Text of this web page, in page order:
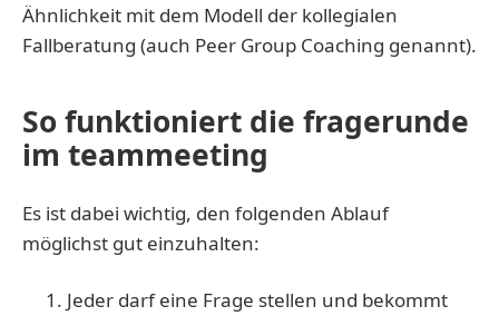
Ähnlichkeit mit dem Modell der kollegialen
Fallberatung (auch Peer Group Coaching genannt).
So funktioniert die fragerunde
im teammeeting
Es ist dabei wichtig, den folgenden Ablauf
möglichst gut einzuhalten:
Jeder darf eine Frage stellen und bekommt